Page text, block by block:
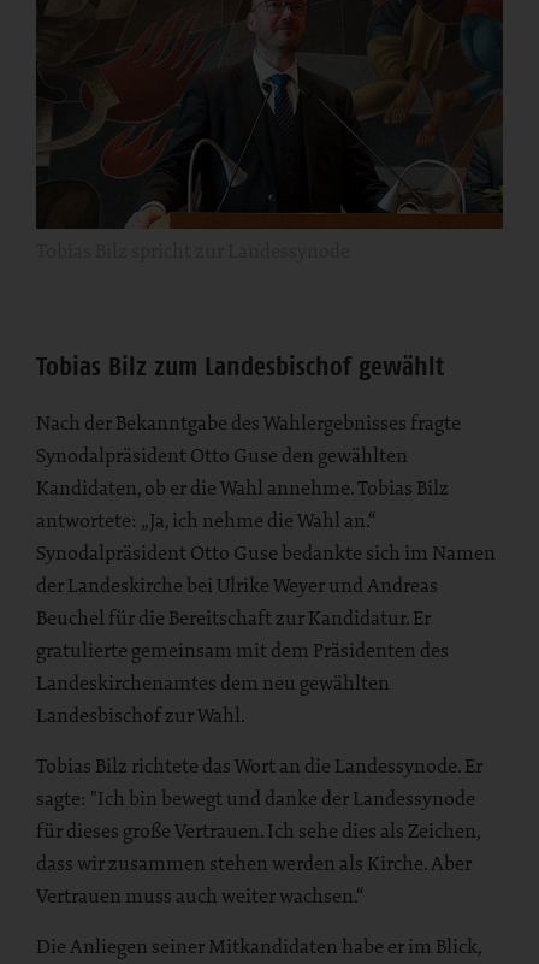
Tobias Bilz zum Landesbischof gewählt
Nach der Bekanntgabe des Wahlergebnisses fragte
Synodalpräsident Otto Guse den gewählten
Kandidaten, ob er die Wahl annehme. Tobias Bilz
antwortete: „Ja, ich nehme die Wahl an.“
Synodalpräsident Otto Guse bedankte sich im Namen
der Landeskirche bei Ulrike Weyer und Andreas
Beuchel für die Bereitschaft zur Kandidatur. Er
gratulierte gemeinsam mit dem Präsidenten des
Landeskirchenamtes dem neu gewählten
Landesbischof zur Wahl.
Tobias Bilz richtete das Wort an die Landessynode. Er
sagte: "Ich bin bewegt und danke der Landessynode
für dieses große Vertrauen. Ich sehe dies als Zeichen,
dass wir zusammen stehen werden als Kirche. Aber
Vertrauen muss auch weiter wachsen.“
Die Anliegen seiner Mitkandidaten habe er im Blick,